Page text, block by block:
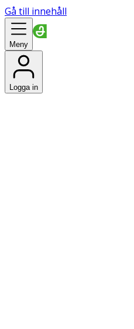
Gå till innehåll
Meny
Logga in